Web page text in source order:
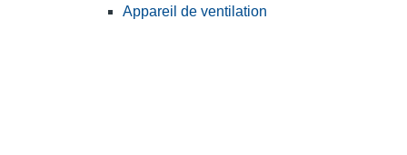
Appareil de ventilation